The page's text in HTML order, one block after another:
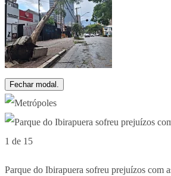
Fechar modal.
1 de 15
Parque do Ibirapuera sofreu prejuízos com